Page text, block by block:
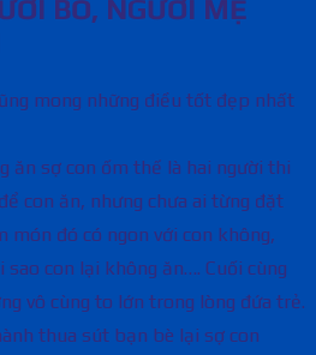
BỐ, NGƯỜI MẸ
mong những điều tốt đẹp nhất
ăn sợ con ốm thế là hai người thi
con ăn, nhưng chưa ai từng đặt
món đó có ngon với con không,
con lại không ăn…. Cuối cùng
vô cùng to lớn trong lòng đứa trẻ.
thua sút bạn bè lại sợ con